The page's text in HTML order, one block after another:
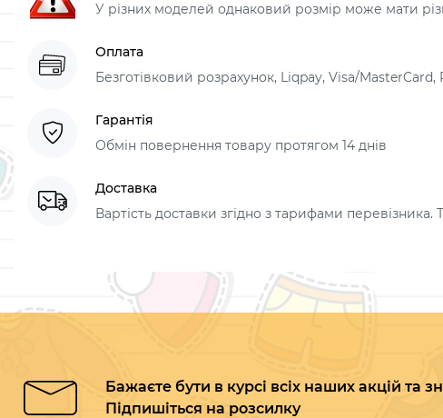
У різних моделей однаковий розмір може мати
Оплата
Безготівковий розрахунок, Liqpay, Visa/
Гарантія
Обмін повернення товару протягом 14 днів
Доставка
Вартість доставки згідно з тарифами перевізника.
Бажаєте бути в курсі всіх наших акцій та
Підпишіться на розсилку